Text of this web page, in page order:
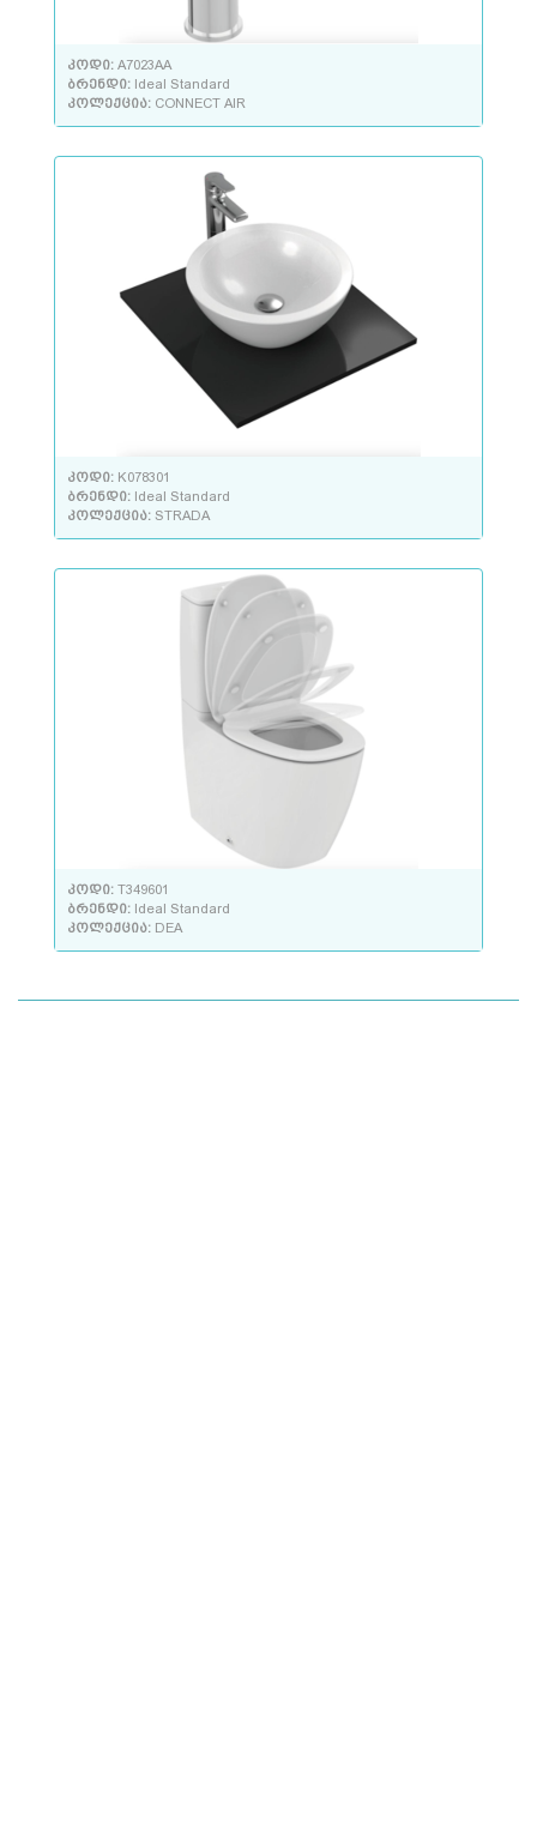
კოდი: A7023AA
ბრენდი: Ideal Standard
კოლექცია: CONNECT AIR
კოდი: K078301
ბრენდი: Ideal Standard
კოლექცია: STRADA
კოდი: T349601
ბრენდი: Ideal Standard
კოლექცია: DEA